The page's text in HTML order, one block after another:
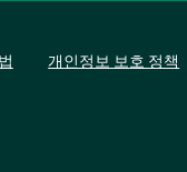
개인정보 보호 정책